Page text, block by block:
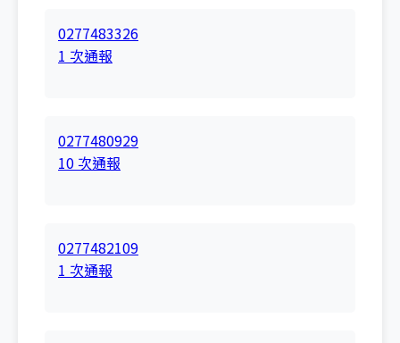
0277483326
1 次通報
0277480929
10 次通報
0277482109
1 次通報